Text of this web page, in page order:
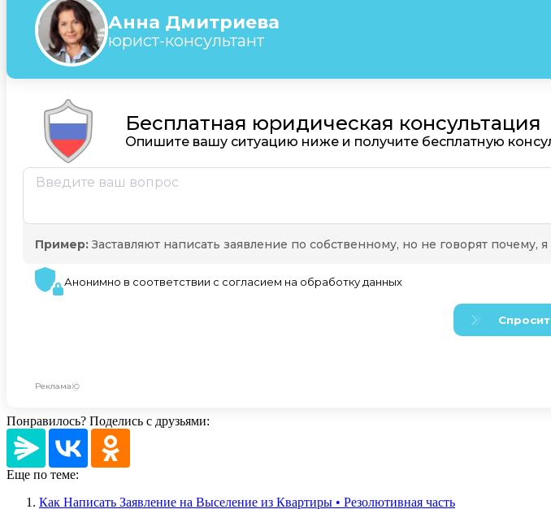
Понравилось? Поделись с друзьями:
Еще по теме:
Как Написать Заявление на Выселение из Квартиры • Резолютивная часть